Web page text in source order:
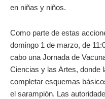
en niñas y niños.
Como parte de estas
domingo 1 de marzo, de
cabo una Jornada de
Ciencias y las Artes, donde
completar esquemas
el sarampión. Las